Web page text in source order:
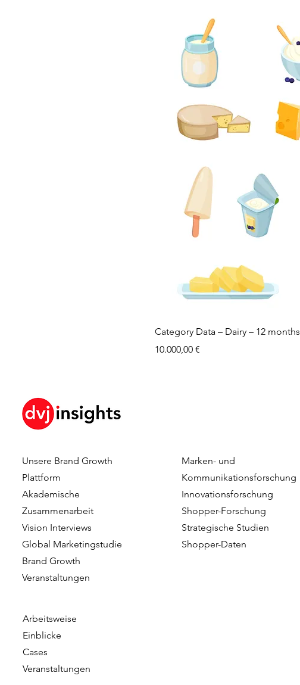
Category Data – Dairy – 12 months
Preis
10.000,00 €
Unsere Brand Growth
Plattform
Akademische
Zusammenarbeit
Vision Interviews
Global Marketingstudie
Brand Growth
Veranstaltungen​​
Arbeitsweise
Einblicke
Cases
Veranstaltungen
Marken- und
Kommunikationsforschung
Innovationsforschung
Shopper-Forschung
Strategische Studien
Shopper-Daten